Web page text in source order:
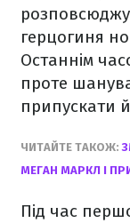
герцогиня
Останнім
проте
припускати
ЧИТАЙТЕ ТАКОЖ:
МЕГАН МАРКЛ І
Під час